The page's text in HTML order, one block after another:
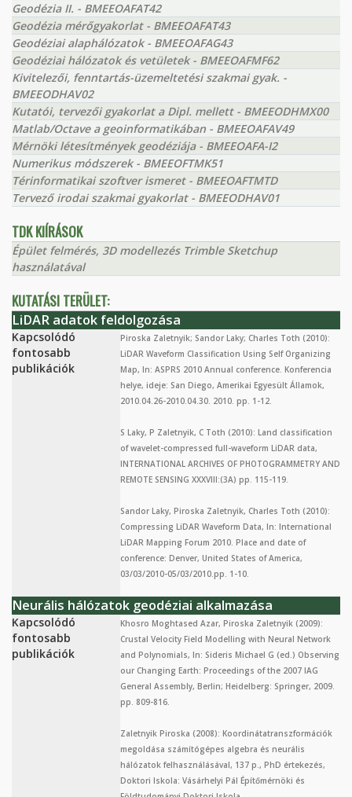
Geodézia II. - BMEEOAFAT42
Geodézia mérőgyakorlat - BMEEOAFAT43
Geodéziai alaphálózatok - BMEEOAFAG43
Geodéziai hálózatok és vetületek - BMEEOAFMF62
Kivitelezői, fenntartás-üzemeltetési szakmai gyak. -
BMEEODHAV02
Kutatói, tervezői gyakorlat a Dipl. mellett - BMEEODHMX00
Matlab/Octave a geoinformatikában - BMEEOAFAV49
Mérnöki létesítmények geodéziája - BMEEOAFA-I2
Numerikus módszerek - BMEEOFTMK51
Térinformatikai szoftver ismeret - BMEEOAFTMTD
Tervező irodai szakmai gyakorlat - BMEEODHAV01
TDK KIÍRÁSOK
Épület felmérés, 3D modellezés Trimble Sketchup
használatával
KUTATÁSI TERÜLET:
LiDAR adatok feldolgozása
Kapcsolódó
fontosabb
publikációk
Piroska Zaletnyik; Sandor Laky; Charles Toth (2010):
LiDAR Waveform Classification Using Self Organizing
Map, In: ASPRS 2010 Annual conference. Konferencia
helye, ideje: San Diego, Amerikai Egyesült Államok,
2010.04.26-2010.04.30. 2010. pp. 1-12.
S Laky, P Zaletnyik, C Toth (2010): Land classification
of wavelet-compressed full-waveform LiDAR data,
INTERNATIONAL ARCHIVES OF PHOTOGRAMMETRY AND
REMOTE SENSING XXXVIII:(3A) pp. 115-119.
Sandor Laky, Piroska Zaletnyik, Charles Toth (2010):
Compressing LiDAR Waveform Data, In: International
LiDAR Mapping Forum 2010. Place and date of
conference: Denver, United States of America,
03/03/2010-05/03/2010.pp. 1-10.
Neurális hálózatok geodéziai alkalmazása
Kapcsolódó
fontosabb
publikációk
Khosro Moghtased Azar, Piroska Zaletnyik (2009):
Crustal Velocity Field Modelling with Neural Network
and Polynomials, In: Sideris Michael G (ed.) Observing
our Changing Earth: Proceedings of the 2007 IAG
General Assembly, Berlin; Heidelberg: Springer, 2009.
pp. 809-816.
Zaletnyik Piroska (2008): Koordinátatranszformációk
megoldása számítógépes algebra és neurális
hálózatok felhasználásával, 137 p., PhD értekezés,
Doktori Iskola: Vásárhelyi Pál Építőmérnöki és